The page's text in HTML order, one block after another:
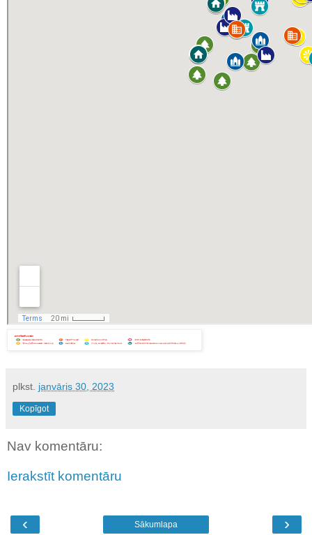
plkst. janvāris 30, 2023
Kopīgot
Nav komentāru:
Ierakstīt komentāru
‹ ›
Sākumlapa